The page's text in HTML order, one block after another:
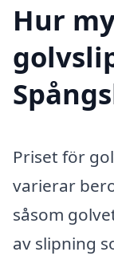
Hur
Priset för
varierar
såsom
av slipning